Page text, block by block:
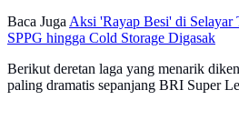
Baca JugaAksi 'Rayap Besi' di Selayar
SPPG hingga Cold Storage Digasak
Berikut deretan laga yang menarik
paling dramatis sepanjang BRI Super